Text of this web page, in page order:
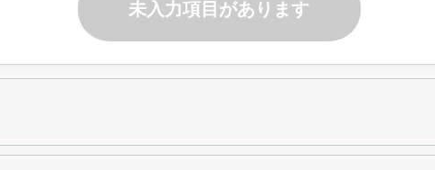
未入力項目があります